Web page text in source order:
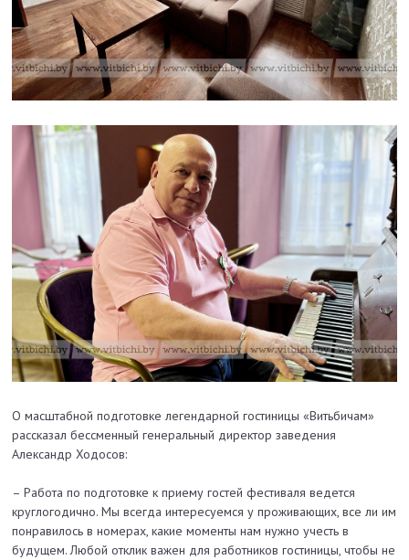
О масштабной подготовке легендарной гостиницы «Витьбичам»
рассказал бессменный генеральный директор заведения
Александр Ходосов:
– Работа по подготовке к приему гостей фестиваля ведется
круглогодично. Мы всегда интересуемся у проживающих, все ли им
понравилось в номерах, какие моменты нам нужно учесть в
будущем. Любой отклик важен для работников гостиницы, чтобы не